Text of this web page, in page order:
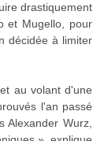
drastiquement
et Mugello, pour
décidée à limiter
au volant d'une
l'an passé
Alexander Wurz,